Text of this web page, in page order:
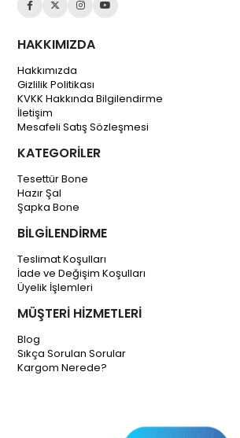
HAKKIMIZDA
Hakkımızda
Gizlilik Politikası
KVKK Hakkında Bilgilendirme
İletişim
Mesafeli Satış Sözleşmesi
KATEGORİLER
Tesettür Bone
Hazır Şal
Şapka Bone
BİLGİLENDİRME
Teslimat Koşulları
İade ve Değişim Koşulları
Üyelik İşlemleri
MÜŞTERİ HİZMETLERİ
Blog
Sıkça Sorulan Sorular
Kargom Nerede?